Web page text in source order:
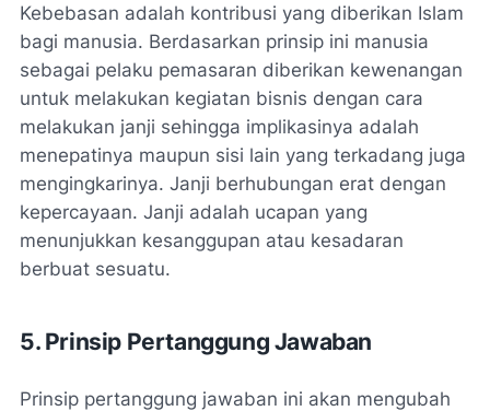
Kebebasan adalah kontribusi yang diberikan Islam
bagi manusia. Berdasarkan prinsip ini manusia
sebagai pelaku pemasaran diberikan kewenangan
untuk melakukan kegiatan bisnis dengan cara
melakukan janji sehingga implikasinya adalah
menepatinya maupun sisi lain yang terkadang juga
mengingkarinya. Janji berhubungan erat dengan
kepercayaan. Janji adalah ucapan yang
menunjukkan kesanggupan atau kesadaran
berbuat sesuatu.
5. Prinsip Pertanggung Jawaban
Prinsip pertanggung jawaban ini akan mengubah